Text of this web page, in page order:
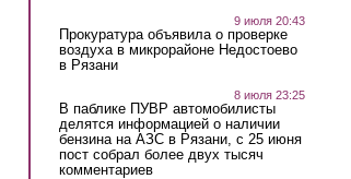
9 июля 20:43
Прокуратура объявила о проверке
воздуха в микрорайоне Недостоево
в Рязани
8 июля 23:25
В паблике ПУВР автомобилисты
делятся информацией о наличии
бензина на АЗС в Рязани, с 25 июня
пост собрал более двух тысяч
комментариев